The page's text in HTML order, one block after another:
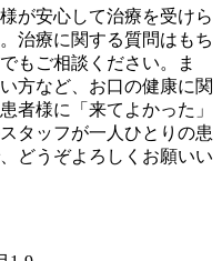
が安心して治療を受けら
治療に関する質問はもち
もご相談ください。ま
方など、お口の健康に関
者様に「来てよかった」
タッフが一人ひとりの患
どうぞよろしくお願いい